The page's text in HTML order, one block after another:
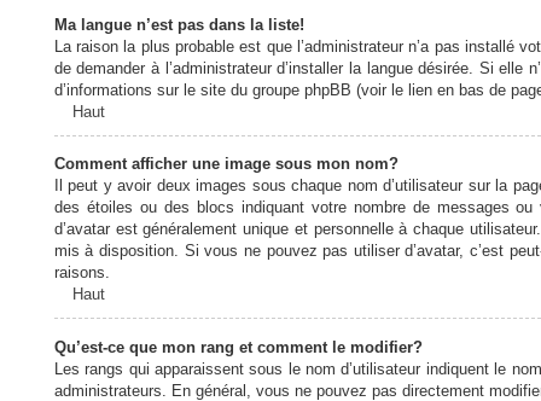
Ma langue n’est pas dans la liste!
La raison la plus probable est que l’administrateur n’a pas installé
de demander à l’administrateur d’installer la langue désirée. Si
d’informations sur le site du groupe phpBB (voir le lien en bas de
Haut
Comment afficher une image sous mon nom?
Il peut y avoir deux images sous chaque nom d’utilisateur sur la
des étoiles ou des blocs indiquant votre nombre de messages
d’avatar est généralement unique et personnelle à chaque
mis à disposition. Si vous ne pouvez pas utiliser d’avatar, c’est
raisons.
Haut
Qu’est-ce que mon rang et comment le modifier?
Les rangs qui apparaissent sous le nom d’utilisateur indiquent le
administrateurs. En général, vous ne pouvez pas directement